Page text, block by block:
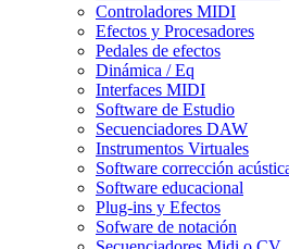
Controladores MIDI
Efectos y Procesadores
Pedales de efectos
Dinámica / Eq
Interfaces MIDI
Software de Estudio
Secuenciadores DAW
Instrumentos Virtuales
Software corrección
Software educacional
Plug-ins y Efectos
Sofware de notación